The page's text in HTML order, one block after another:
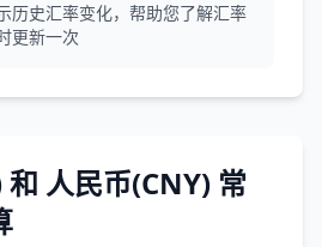
历史汇率变化，帮助您了解汇率
更新一次
和 人民币(CNY) 常